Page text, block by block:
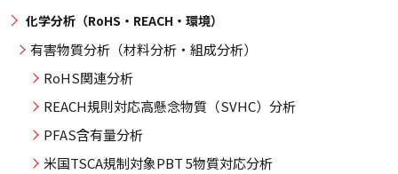
化学分析（RoHS・REACH・環境）
有害物質分析（材料分析・組成分析）
RoHS関連分析
REACH規則対応高懸念物質（SVHC）分析
PFAS含有量分析
米国TSCA規制対象PBT 5物質対応分析